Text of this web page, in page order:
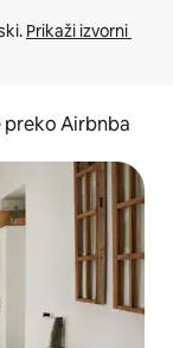
Prikaži izvorni
preko Airbnba